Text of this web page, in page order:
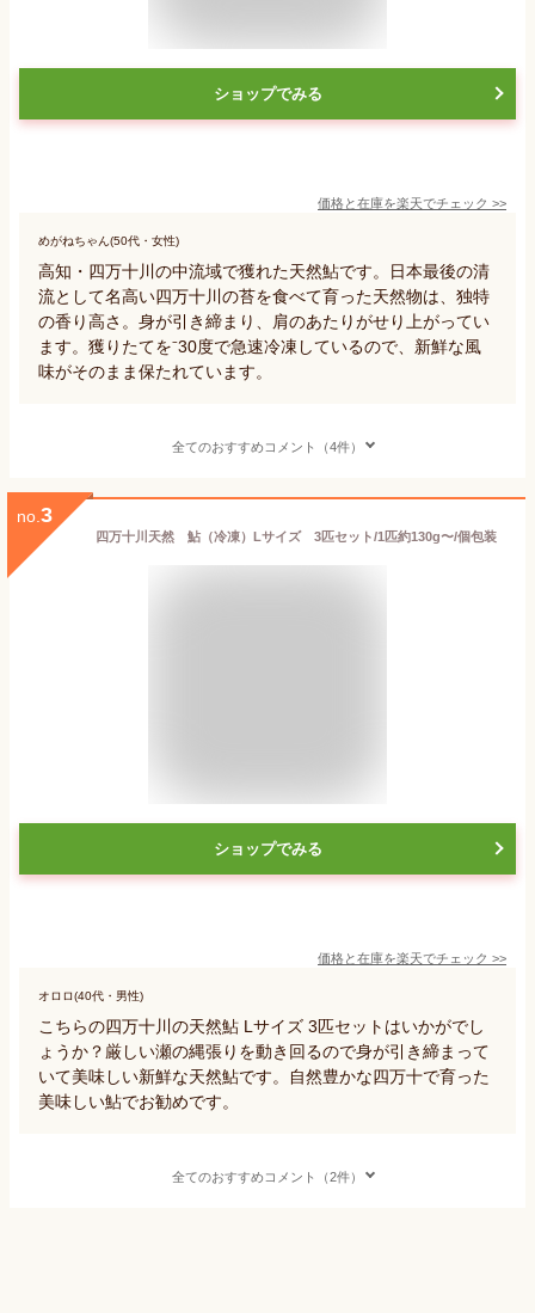
ショップでみる
価格と在庫を楽天でチェック >>
めがねちゃん(50代・女性)
高知・四万十川の中流域で獲れた天然鮎です。日本最後の清
流として名高い四万十川の苔を食べて育った天然物は、独特
の香り高さ。身が引き締まり、肩のあたりがせり上がってい
ます。獲りたてを⁻30度で急速冷凍しているので、新鮮な風
味がそのまま保たれています。
全てのおすすめコメント（4件）
no. 3
四万十川天然 鮎（冷凍）Lサイズ 3匹セット/1匹約130g〜/個包装
ショップでみる
価格と在庫を楽天でチェック >>
オロロ(40代・男性)
こちらの四万十川の天然鮎 Lサイズ 3匹セットはいかがでし
ょうか？厳しい瀬の縄張りを動き回るので身が引き締まって
いて美味しい新鮮な天然鮎です。自然豊かな四万十で育った
美味しい鮎でお勧めです。
全てのおすすめコメント（2件）